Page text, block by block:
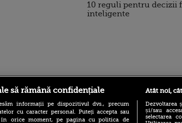
10 reguli pentru decizii
inteligente
ilike-it.ro foodstory.ro
să rămână confidențiale
informații pe dispozitivul dvs., precum
cu caracter personal. Puteți accepta sau
orice moment, pe pagina cu politica de
Atât noi,
Dezvoltarea
și/sau
selectarea